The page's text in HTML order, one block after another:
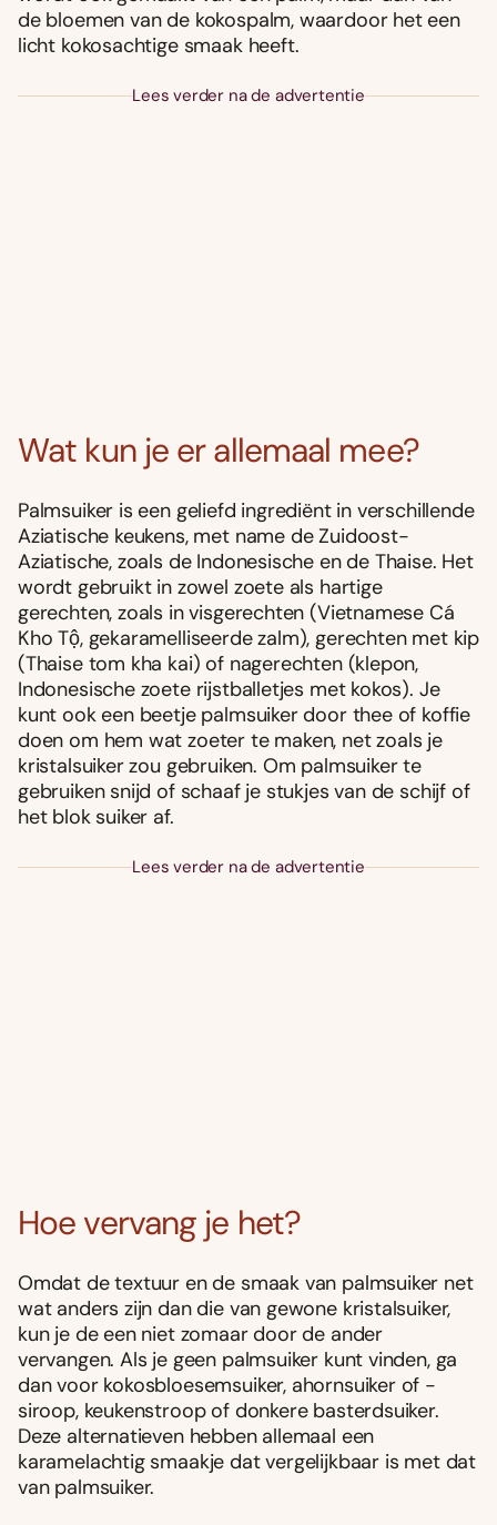
de bloemen van de kokospalm, waardoor het een
licht kokosachtige smaak heeft.
Lees verder na de advertentie
Wat kun je er allemaal mee?
Palmsuiker is een geliefd ingrediënt in verschillende
Aziatische keukens, met name de Zuidoost-
Aziatische, zoals de Indonesische en de Thaise. Het
wordt gebruikt in zowel zoete als hartige
gerechten, zoals in visgerechten (Vietnamese Cá
Kho Tộ, gekaramelliseerde zalm), gerechten met kip
(Thaise tom kha kai) of nagerechten (klepon,
Indonesische zoete rijstballetjes met kokos). Je
kunt ook een beetje palmsuiker door thee of koffie
doen om hem wat zoeter te maken, net zoals je
kristalsuiker zou gebruiken. Om palmsuiker te
gebruiken snijd of schaaf je stukjes van de schijf of
het blok suiker af.
Lees verder na de advertentie
Hoe vervang je het?
Omdat de textuur en de smaak van palmsuiker net
wat anders zijn dan die van gewone kristalsuiker,
kun je de een niet zomaar door de ander
vervangen. Als je geen palmsuiker kunt vinden, ga
dan voor kokosbloesemsuiker, ahornsuiker of -
siroop, keukenstroop of donkere basterdsuiker.
Deze alternatieven hebben allemaal een
karamelachtig smaakje dat vergelijkbaar is met dat
van palmsuiker.